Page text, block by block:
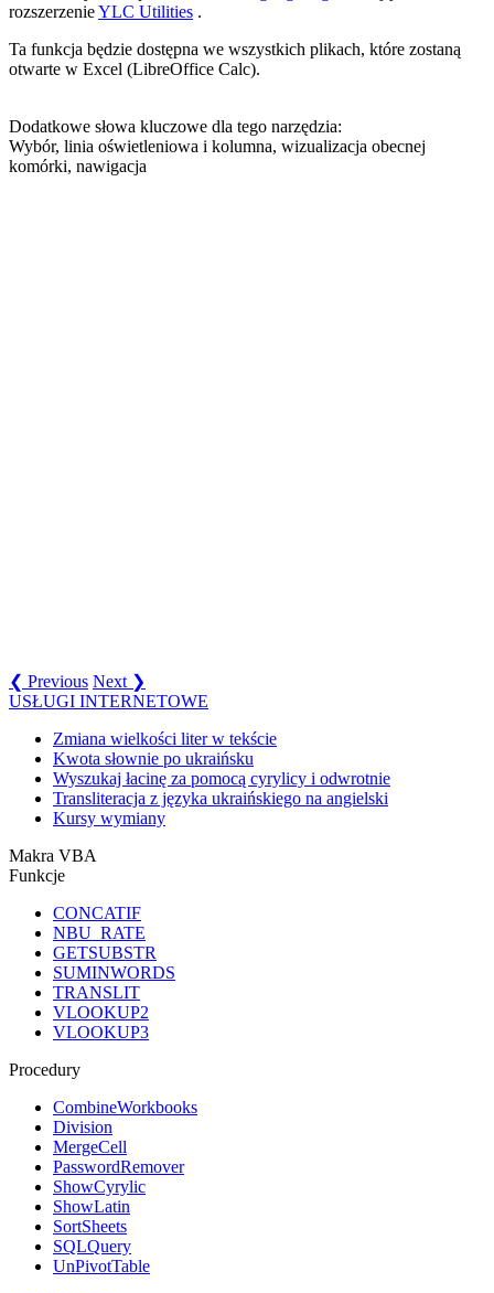
rozszerzenieYLC Utilities .
Ta funkcja będzie dostępna we wszystkich plikach, które zostaną
otwarte w Excel (LibreOffice Calc).
Dodatkowe słowa kluczowe dla tego narzędzia:
Wybór, linia oświetleniowa i kolumna, wizualizacja obecnej
komórki, nawigacja
❮ Previous Next ❯
USŁUGI INTERNETOWE
Zmiana wielkości liter w tekście
Kwota słownie po ukraińsku
Wyszukaj łacinę za pomocą cyrylicy i odwrotnie
Transliteracja z języka ukraińskiego na angielski
Kursy wymiany
Makra VBA
Funkcje
CONCATIF
NBU_RATE
GETSUBSTR
SUMINWORDS
TRANSLIT
VLOOKUP2
VLOOKUP3
Procedury
CombineWorkbooks
Division
MergeCell
PasswordRemover
ShowCyrylic
ShowLatin
SortSheets
SQLQuery
UnPivotTable